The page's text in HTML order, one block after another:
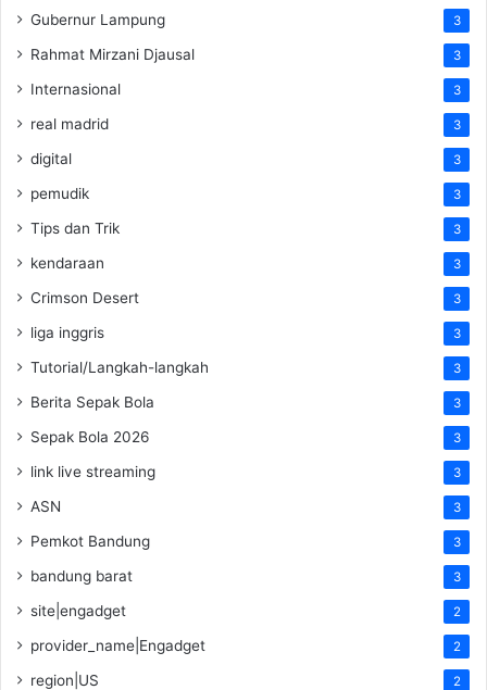
Gubernur Lampung 3
Rahmat Mirzani Djausal 3
Internasional 3
real madrid 3
digital 3
pemudik 3
Tips dan Trik 3
kendaraan 3
Crimson Desert 3
liga inggris 3
Tutorial/Langkah-langkah 3
Berita Sepak Bola 3
Sepak Bola 2026 3
link live streaming 3
ASN 3
Pemkot Bandung 3
bandung barat 3
site|engadget 2
provider_name|Engadget 2
region|US 2